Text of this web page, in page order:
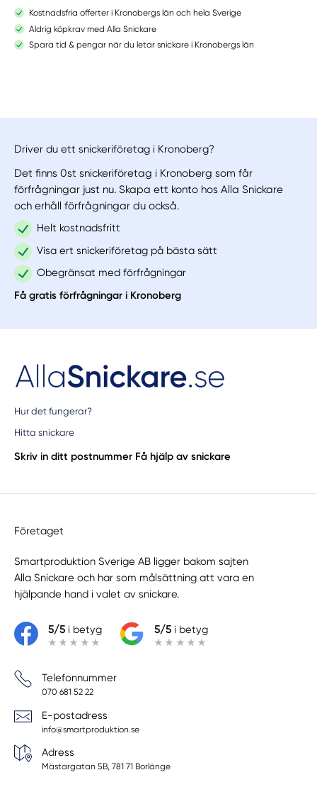
Kostnadsfria offerter i Kronobergs län och hela Sverige
Aldrig köpkrav med Alla Snickare
Spara tid & pengar när du letar snickare i Kronobergs län
Driver du ett snickeriföretag i Kronoberg?
Det finns 0st snickeriföretag i Kronoberg som får
förfrågningar just nu. Skapa ett konto hos Alla Snickare
och erhåll förfrågningar du också.
Helt kostnadsfritt
Visa ert snickeriföretag på bästa sätt
Obegränsat med förfrågningar
Få gratis förfrågningar i Kronoberg
Hur det fungerar?
Hitta snickare
Skriv in ditt postnummer Få hjälp av snickare
Företaget
Smartproduktion Sverige AB ligger bakom sajten
Alla Snickare och har som målsättning att vara en
hjälpande hand i valet av snickare.
5/5i betyg 5/5i betyg
Telefonnummer
070 681 52 22
E-postadress
info@smartproduktion.se
Adress
Mästargatan 5B, 781 71 Borlänge